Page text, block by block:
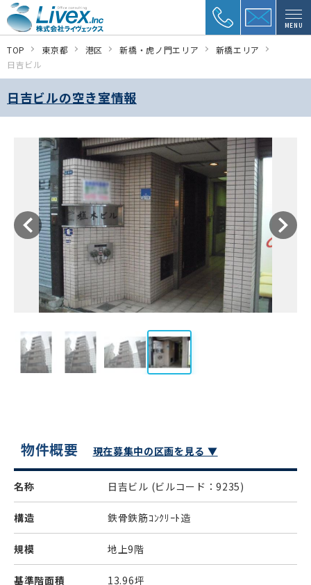
MENU
TOP 東京都 港区 新橋・虎ノ門エリア
新橋エリア
日吉ビル
日吉ビルの空き室情報
物件概要 現在募集中の区画を見る ▼
名称 日吉ビル (ビルコード：9235)
構造 鉄骨鉄筋ｺﾝｸﾘｰﾄ造
規模 地上9階
基準階面積 13.96坪